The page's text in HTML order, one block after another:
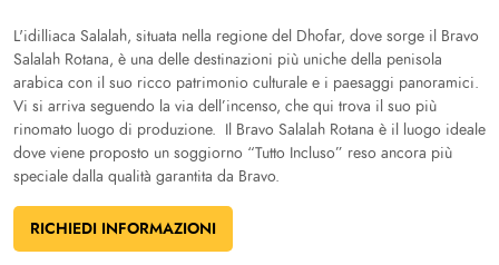
L'idilliaca Salalah, situata nella regione del Dhofar, dove sorge il Bravo
Salalah Rotana, è una delle destinazioni più uniche della penisola
arabica con il suo ricco patrimonio culturale e i paesaggi panoramici.
Vi si arriva seguendo la via dell’incenso, che qui trova il suo più
rinomato luogo di produzione. Il Bravo Salalah Rotana è il luogo ideale
dove viene proposto un soggiorno “Tutto Incluso” reso ancora più
speciale dalla qualità garantita da Bravo.
RICHIEDI INFORMAZIONI